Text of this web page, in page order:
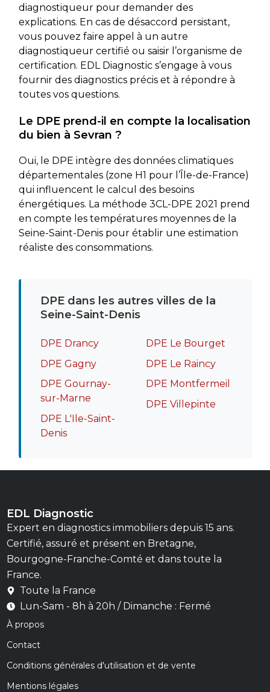
diagnostiqueur pour demander des
explications. En cas de désaccord persistant,
vous pouvez faire appel à un autre
diagnostiqueur certifié ou saisir l’organisme de
certification. EDL Diagnostic s’engage à vous
fournir des diagnostics précis et à répondre à
toutes vos questions.
Le DPE prend-il en compte la localisation
du bien à Sevran ?
Oui, le DPE intègre des données climatiques
départementales (zone H1 pour l’Île-de-France)
qui influencent le calcul des besoins
énergétiques. La méthode 3CL-DPE 2021 prend
en compte les températures moyennes de la
Seine-Saint-Denis pour établir une estimation
réaliste des consommations.
DPE dans les autres villes de la
Seine-Saint-Denis
DPE Drancy
DPE Gagny
DPE Gournay-
sur-Marne
DPE L'Ile-Saint-
Denis
DPE Le Bourget
DPE Le Raincy
DPE Montfermeil
DPE Villepinte
EDL Diagnostic
Expert en diagnostics immobiliers depuis 15 ans.
Certifié, assuré et présent en Bretagne,
Bourgogne-Franche-Comté et dans toute la
France.
Toute la France
Lun-Sam - 8h à 20h / Dimanche : Fermé
À propos
Contact
Conditions générales d'utilisation et de vente
Mentions légales